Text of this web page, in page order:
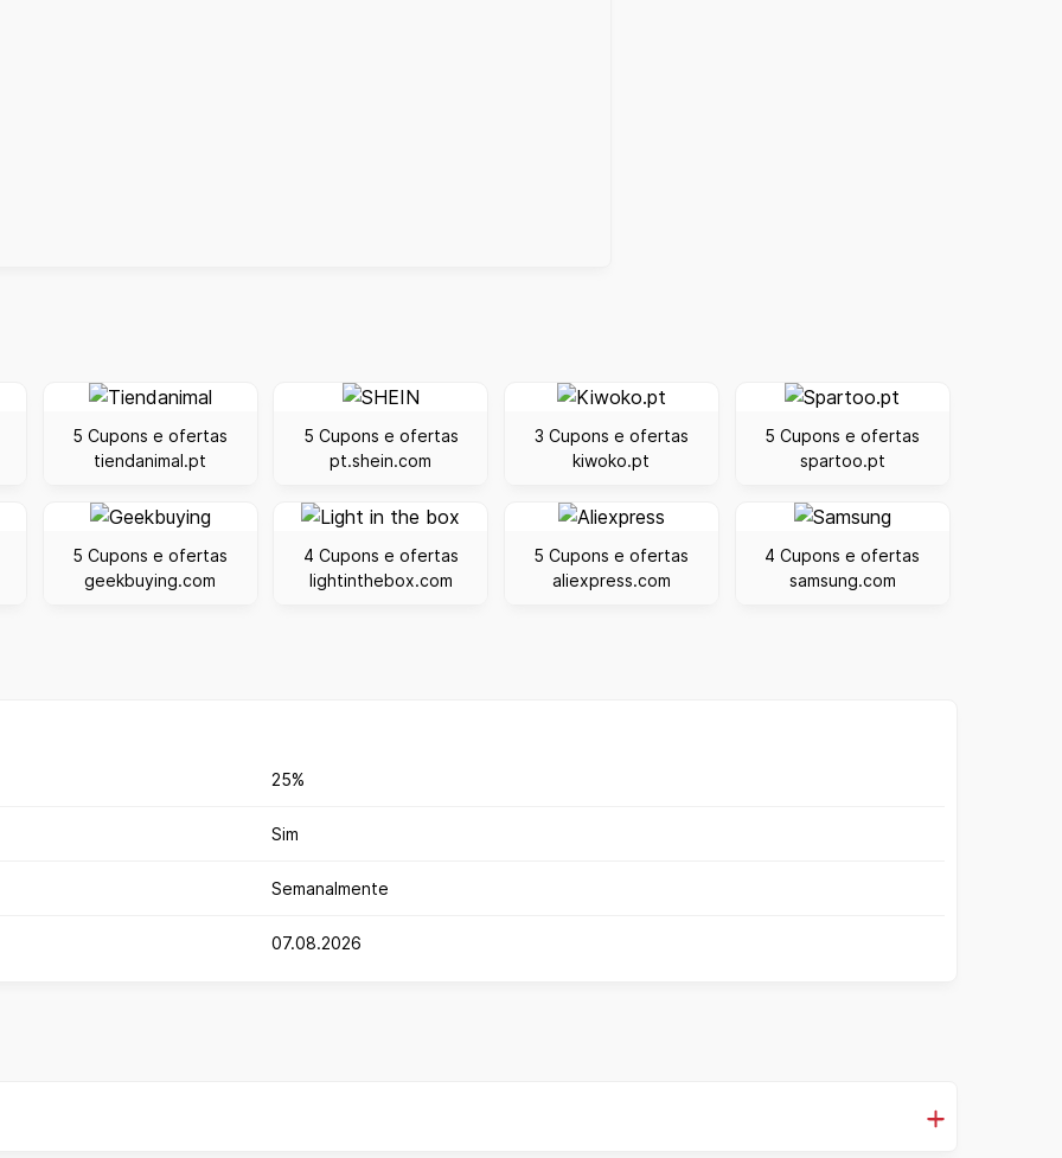
5 Cupons e ofertas
tiendanimal.pt
5 Cupons e ofertas
pt.shein.com
3 Cupons e ofertas
kiwoko.pt
5 Cupons e ofertas
spartoo.pt
5 Cupons e ofertas
geekbuying.com
4 Cupons e ofertas
lightinthebox.com
5 Cupons e ofertas
aliexpress.com
4 Cupons e ofertas
samsung.com
25%
Sim
Semanalmente
07.08.2026